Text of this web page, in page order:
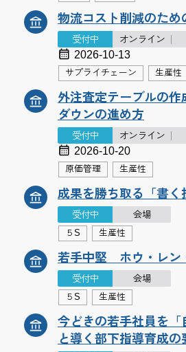
物流コスト削減のため
受付中 オンライン
2026-10-13
サプライチェーン 生産性
外注査定テーブルの作
ダウンの進め方
受付中 オンライン
2026-10-20
原価管理 生産性
成果を勝ち取る「書く
受付中 会場
５S 生産性
若手中堅 ホウ・レン
受付中 会場
５S 生産性
今どきの若手社員を
と導く部下指導育成の